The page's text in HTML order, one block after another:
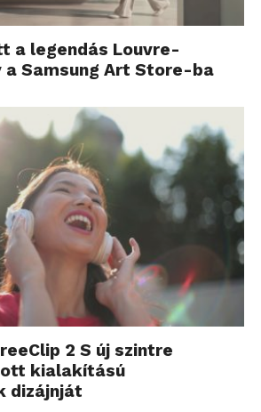
a legendás Louvre-
a Samsung Art Store-ba
2 S új szintre
kialakítású
dizájnját